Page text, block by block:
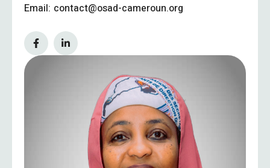
Email: contact@osad-cameroun.org